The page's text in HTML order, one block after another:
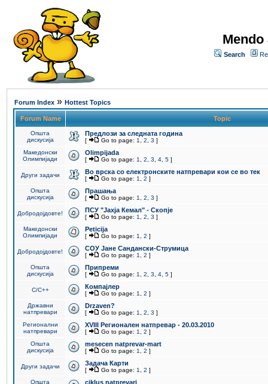
Search
Forum Index » Hottest Topics
Forum Name Topic
Општа
дискусија
Предлози за следната година
[ Go to page: 1 2 3 ]
Македонски
Олимпијади
Olimpijada
[ Go to page: 1 2 3 4 5 ]
Други задачи Во врска со електронските натпревари кои се во тек
[ Go to page: 1 2 ]
Општа
дискусија
Прашања
[ Go to page: 1 2 3 ]
Добродојдовте! ПCУ "Јахја Кемал" - Скопје
[ Go to page: 1 2 3 ]
Македонски
Олимпијади
Peticija
[ Go to page: 1 2 ]
Добродојдовте! СОУ Јане Сандански-Струмица
[ Go to page: 1 2 ]
Општа
дискусија
Припреми
[ Go to page: 1 2 3 4 5 ]
C/C++ Компајлер
[ Go to page: 1 2 ]
Државни
натпревари
Drzaven?
[ Go to page: 1 2 3 ]
Регионални
натпревари
XVIII Регионален натпревар - 20.03.2010
[ Go to page: 1 2 ]
Општа
дискусија
mesecen natprevar-mart
[ Go to page: 1 2 ]
Други задачи Задача Карти
[ Go to page: 1 2 ]
Општа
ciklus natprevari